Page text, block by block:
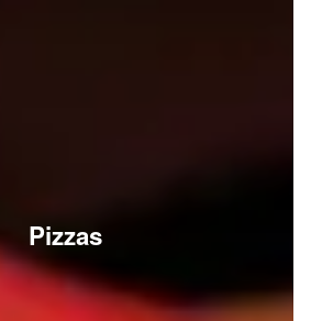
Pizzas